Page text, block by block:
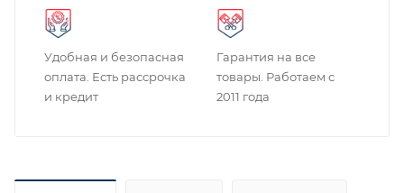
Удобная и безопасная
оплата. Есть рассрочка
и кредит
Гарантия на все
товары. Работаем с
2011 года